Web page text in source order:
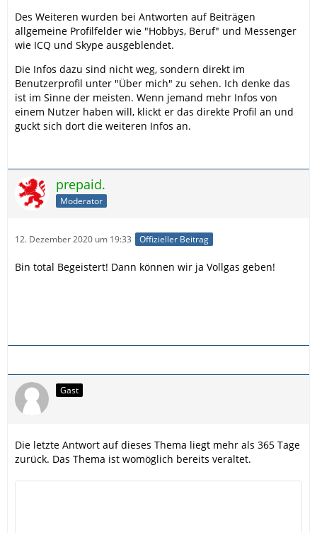
Des Weiteren wurden bei Antworten auf Beiträgen
allgemeine Profilfelder wie "Hobbys, Beruf" und Messenger
wie ICQ und Skype ausgeblendet.
Die Infos dazu sind nicht weg, sondern direkt im
Benutzerprofil unter "Über mich" zu sehen. Ich denke das
ist im Sinne der meisten. Wenn jemand mehr Infos von
einem Nutzer haben will, klickt er das direkte Profil an und
guckt sich dort die weiteren Infos an.
prepaid.
Moderator
12. Dezember 2020 um 19:33 Offizieller Beitrag
Bin total Begeistert! Dann können wir ja Vollgas geben!
Gast
Die letzte Antwort auf dieses Thema liegt mehr als 365 Tage
zurück. Das Thema ist womöglich bereits veraltet.